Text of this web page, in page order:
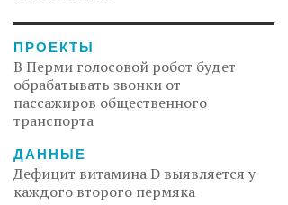
ПРОЕКТЫ
В Перми голосовой робот будет
обрабатывать звонки от
пассажиров общественного
транспорта
ДАННЫЕ
Дефицит витамина D выявляется у
каждого второго пермяка